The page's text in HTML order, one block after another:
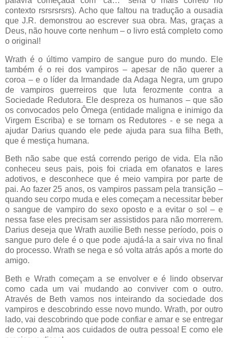
contexto rsrsrsrsrs). Acho que faltou na tradução a ousadia
que J.R. demonstrou ao escrever sua obra. Mas, graças a
Deus, não houve corte nenhum – o livro está completo como
o original!
Wrath é o último vampiro de sangue puro do mundo. Ele
também é o rei dos vampiros – apesar de não querer a
coroa – e o líder da Irmandade da Adaga Negra, um grupo
de vampiros guerreiros que luta ferozmente contra a
Sociedade Redutora. Ele despreza os humanos – que são
os convocados pelo Ômega (entidade maligna e inimigo da
Virgem Escriba) e se tornam os Redutores - e se nega a
ajudar Darius quando ele pede ajuda para sua filha Beth,
que é mestiça humana.
Beth não sabe que está correndo perigo de vida. Ela não
conheceu seus pais, pois foi criada em ofanatos e lares
adotivos, e desconhece que é meio vampira por parte de
pai. Ao fazer 25 anos, os vampiros passam pela transição –
quando seu corpo muda e eles começam a necessitar beber
o sangue de vampiro do sexo oposto e a evitar o sol – e
nessa fase eles precisam ser assistidos para não morrerem.
Darius deseja que Wrath auxilie Beth nesse período, pois o
sangue puro dele é o que pode ajudá-la a sair viva no final
do processo. Wrath se nega e só volta atrás após a morte do
amigo.
Beth e Wrath começam a se envolver e é lindo observar
como cada um vai mudando ao conviver com o outro.
Através de Beth vamos nos inteirando da sociedade dos
vampiros e descobrindo esse novo mundo. Wrath, por outro
lado, vai descobrindo que pode confiar e amar e se entregar
de corpo a alma aos cuidados de outra pessoa! E como ele